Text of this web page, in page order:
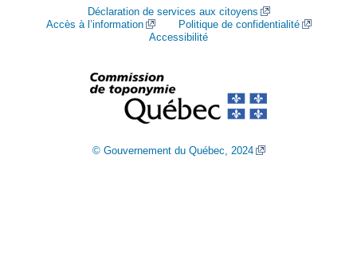
Déclaration de services aux citoyens
Accès à l’information
Politique de confidentialité
Accessibilité
© Gouvernement du Québec, 2024